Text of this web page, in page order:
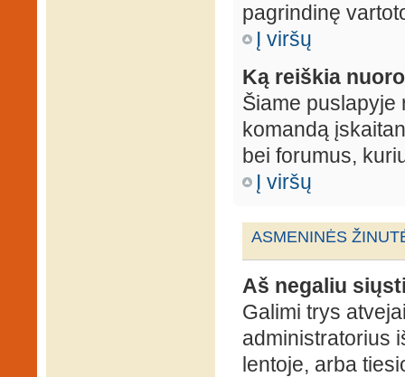
pagrindinę
Į viršų
Ką reiškia
Šiame
komandą
bei forumus,
Į viršų
ASMENINĖS
Aš negaliu
Galimi trys
administratorius
lentoje, arba